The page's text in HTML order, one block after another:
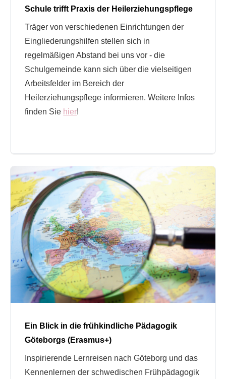
Schule trifft Praxis der Heilerziehungspflege
Träger von verschiedenen Einrichtungen der
Eingliederungshilfen stellen sich in
regelmäßigen Abstand bei uns vor - die
Schulgemeinde kann sich über die vielseitigen
Arbeitsfelder im Bereich der
Heilerziehungspflege informieren. Weitere Infos
finden Sie hier!
Ein Blick in die frühkindliche Pädagogik
Göteborgs (Erasmus+)
Inspirierende Lernreisen nach Göteborg und das
Kennenlernen der schwedischen Frühpädagogik